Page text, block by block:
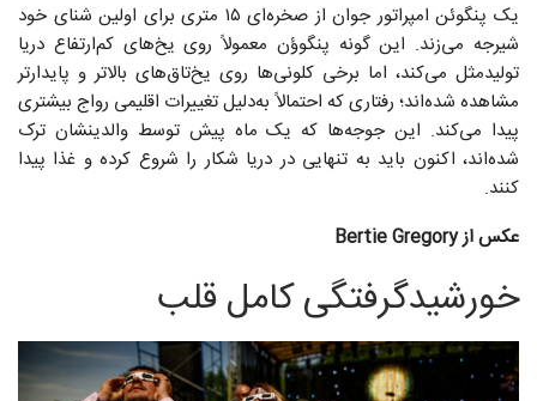
یک پنگوئن امپراتور جوان از صخره‌ای ۱۵ متری برای اولین شنای خود
شیرجه می‌زند. این گونه پنگوؤن معمولاً روی یخ‌های کم‌ارتفاع دریا
تولیدمثل می‌کند، اما برخی کلونی‌ها روی یخ‌تاق‌های بالاتر و پایدارتر
مشاهده شده‌اند؛ رفتاری که احتمالاً به‌دلیل تغییرات اقلیمی رواج بیشتری
پیدا می‌کند. این جوجه‌ها که یک ماه پیش توسط والدینشان ترک
شده‌اند، اکنون باید به‌ تنهایی در دریا شکار را شروع کرده و غذا پیدا
کنند.
عکس از Bertie Gregory
خورشیدگرفتگی کامل قلب